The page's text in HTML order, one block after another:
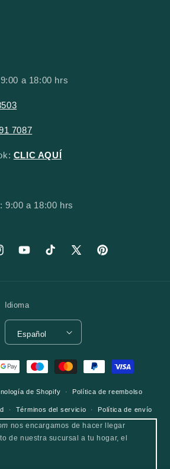
a 18:00 hrs
7087
CLIC AQUÍ
9:00 a 18:00 hrs
YouTubeTikTok X (Twitter)Pinterest
Idioma
Español
de Shopify Política de reembolso
Términos del servicio Política de envío
nos encargamos de hacer llegar
de nuestra sucursal a tu hogar, el